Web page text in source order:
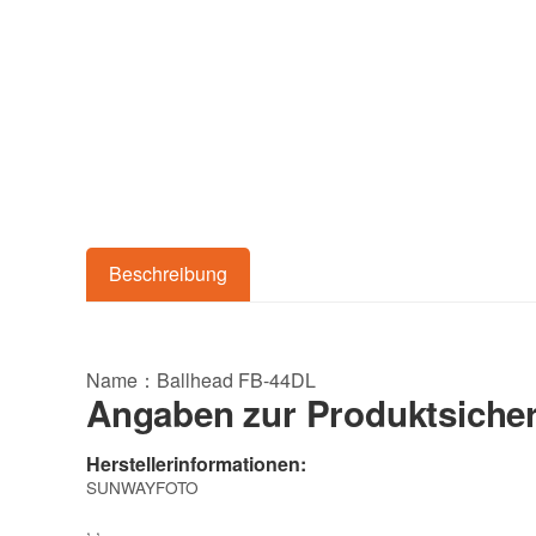
Beschreibung
Name：Ballhead FB-44DL
Angaben zur
Herstellerinformationen:
SUNWAYFOTO
, ,